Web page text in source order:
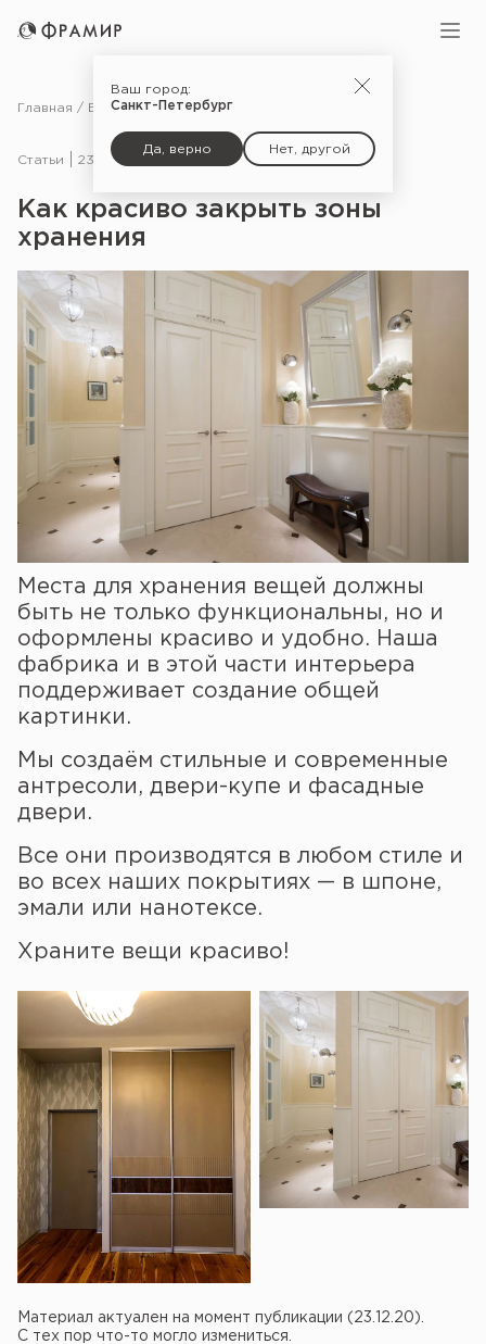
Ваш город:
Санкт-Петербург
Да, верно Нет, другой
Главная Блог Статьи
Статьи 23.12.20
Как красиво закрыть зоны
хранения
Места для хранения вещей должны
быть не только функциональны, но и
оформлены красиво и удобно. Наша
фабрика и в этой части интерьера
поддерживает создание общей
картинки.
Мы создаём стильные и современные
антресоли, двери-купе и фасадные
двери.
Все они производятся в любом стиле и
во всех наших покрытиях — в шпоне,
эмали или нанотексе.
Храните вещи красиво!
Материал актуален на момент публикации (23.12.20).
С тех пор что-то могло измениться.